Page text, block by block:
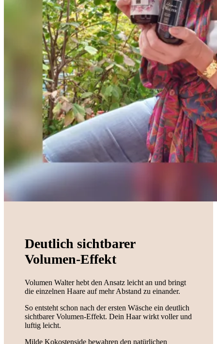
Deutlich sichtbarer
Volumen-Effekt
Volumen Walter hebt den Ansatz leicht an und bringt
die einzelnen Haare auf mehr Abstand zu einander.
So entsteht schon nach der ersten Wäsche ein deutlich
sichtbarer Volumen-Effekt. Dein Haar wirkt voller und
luftig leicht.
Milde Kokostenside bewahren den natürlichen